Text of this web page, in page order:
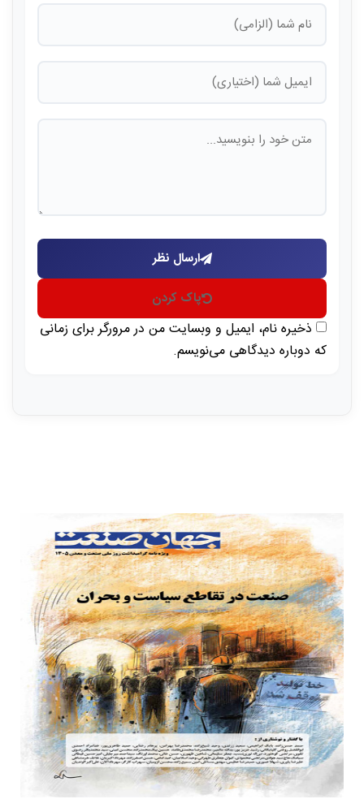
ارسال نظر
پاک کردن
ذخیره نام، ایمیل و وبسایت من در مرورگر برای زمانی
که دوباره دیدگاهی می‌نویسم.